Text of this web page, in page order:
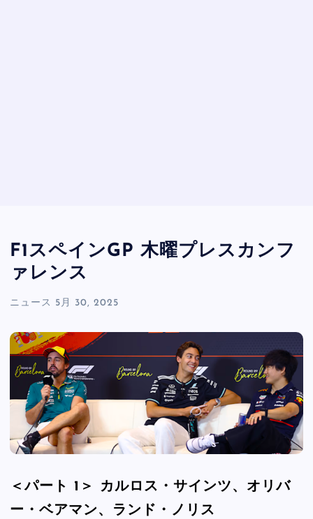
F1スペインGP 木曜プレスカンフ
ァレンス
ニュース 5月 30, 2025
＜パート 1＞ カルロス・サインツ、オリバ
ー・ベアマン、ランド・ノリス